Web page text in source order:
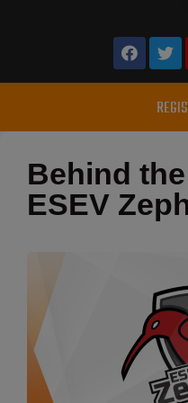
Behind
ESEV